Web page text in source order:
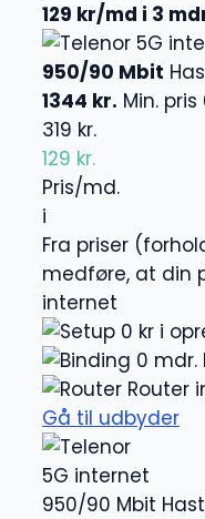
129 kr/md i 3
5G
950/90 Mbit
1344 kr. Min.
319 kr.
129 kr.
Pris/md.
i
Fra priser
medføre, at din
internet
0 kr i
0 mdr.
Router
Gå til udbyder
5G internet
950/90 Mbit